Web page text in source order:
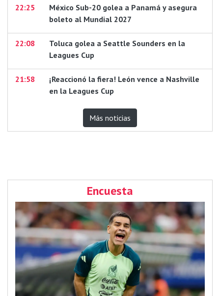
22:25
México Sub-20 golea a Panamá y asegura
boleto al Mundial 2027
22:08
Toluca golea a Seattle Sounders en la
Leagues Cup
21:58
¡Reaccionó la fiera! León vence a Nashville
en la Leagues Cup
Más noticias
Encuesta